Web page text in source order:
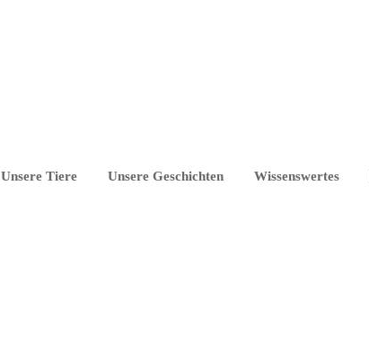
Unsere Tiere Unsere Geschichten Wissenswertes